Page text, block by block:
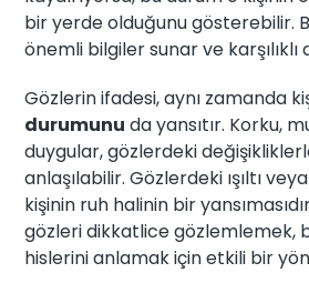
bir yerde olduğunu gösterebilir.
önemli bilgiler sunar ve karşılıklı
Gözlerin ifadesi, aynı zamanda
durumunu da yansıtır. Korku,
duygular, gözlerdeki
anlaşılabilir. Gözlerdeki ışıltı
kişinin ruh halinin bir
gözleri dikkatlice gözlemlemek,
hislerini anlamak için etkili bir